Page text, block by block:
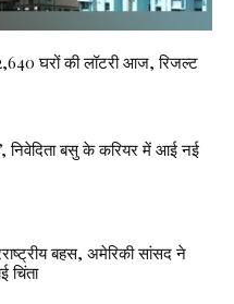
घरों की लॉटरी आज, रिजल्ट
निवेदिता बसु के करियर में आई नई
बहस, अमेरिकी सांसद ने
चिंता